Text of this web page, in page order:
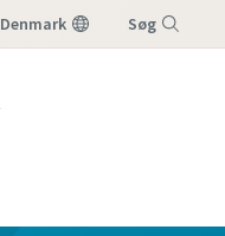
Denmark Søg